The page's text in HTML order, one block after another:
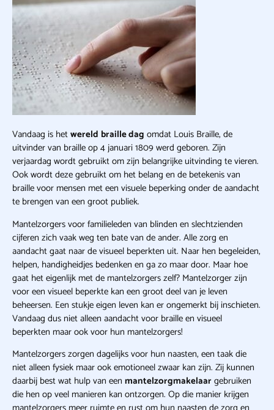
Vandaag is hetwereld braille dag omdat Louis Braille, de
uitvinder van braille op 4 januari 1809 werd geboren. Zijn
verjaardag wordt gebruikt om zijn belangrijke uitvinding te vieren.
Ook wordt deze gebruikt om het belang en de betekenis van
braille voor mensen met een visuele beperking onder de aandacht
te brengen van een groot publiek.
Mantelzorgers voor familieleden van blinden en slechtzienden
cijferen zich vaak weg ten bate van de ander. Alle zorg en
aandacht gaat naar de visueel beperkten uit. Naar hen begeleiden,
helpen, handigheidjes bedenken en ga zo maar door. Maar hoe
gaat het eigenlijk met de mantelzorgers zelf? Mantelzorger zijn
voor een visueel beperkte kan een groot deel van je leven
beheersen. Een stukje eigen leven kan er ongemerkt bij inschieten.
Vandaag dus niet alleen aandacht voor braille en visueel
beperkten maar ook voor hun mantelzorgers!
Mantelzorgers zorgen dagelijks voor hun naasten, een taak die
niet alleen fysiek maar ook emotioneel zwaar kan zijn. Zij kunnen
daarbij best wat hulp van een mantelzorgmakelaargebruiken
die hen op veel manieren kan ontzorgen. Op die manier krijgen